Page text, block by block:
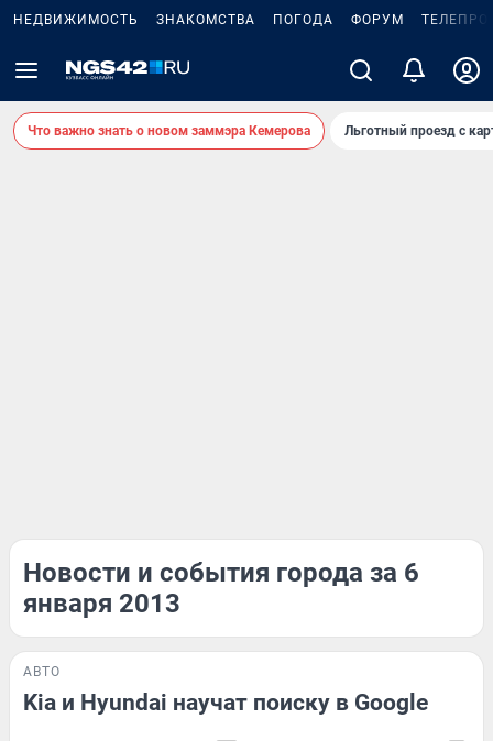
НЕДВИЖИМОСТЬ ЗНАКОМСТВА ПОГОДА ФОРУМ
Что важно знать о новом заммэра Кемерова Льготный проезд с
Новости и события города за 6
января 2013
АВТО
Kia и Hyundai научат поиску в Google